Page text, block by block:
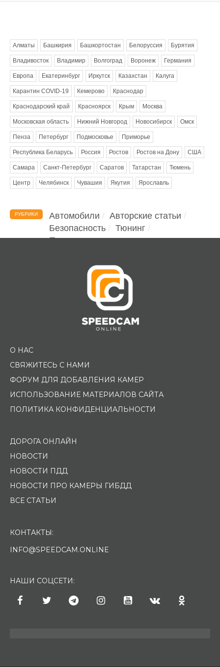
Алматы Башкирия Башкортостан Белоруссия Бурятия
Владивосток Владимир Волгоград Воронеж Германия
Европа Екатеринбург Иркутск Казахстан Калуга
Карантин COVID-19 Кемерово Краснодар
Краснодарский край Красноярск Крым Москва
Московская область Нижний Новгород Новосибирск Омск
Пенза Петербург Подмосковье Приморье
Республика Беларусь Россия Ростов Ростов на Дону США
Самара Санкт-Петербург Саратов Татарстан Тюмень
Центр Челябинск Чувашия Якутия Ярославль
РУБРИКИ Автомобили
Авторские статьи
Безопасность
Тюнинг
Помощь водителю
О НАС
СВЯЖИТЕСЬ С НАМИ
ФОРУМ ДЛЯ ДОБАВЛЕНИЯ КАМЕР
ИСПОЛЬЗОВАНИЕ МАТЕРИАЛОВ САЙТА
ПОЛИТИКА КОНФИДЕНЦИАЛЬНОСТИ
ДОРОГА ОНЛАЙН
НОВОСТИ
НОВОСТИ ПДД
НОВОСТИ ПРО КАМЕРЫ ГИБДД
ВСЕ СТАТЬИ
КОНТАКТЫ:
INFO@SPEEDCAM.ONLINE
НАШИ СОЦСЕТИ: